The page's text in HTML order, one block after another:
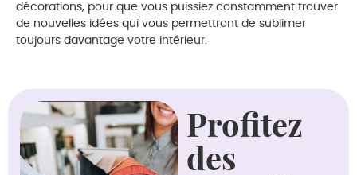
décorations, pour que vous puissiez constamment trouver
de nouvelles idées qui vous permettront de sublimer
toujours davantage votre intérieur.
Profitez
des